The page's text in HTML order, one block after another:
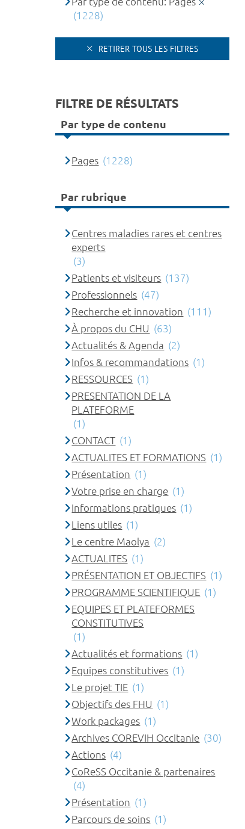
(1228)
RETIRER TOUS LES FILTRES
FILTRE DE RÉSULTATS
Par type de contenu
Pages (1228)
Par rubrique
Centres maladies rares et centres
experts
(3)
Patients et visiteurs (137)
Professionnels (47)
Recherche et innovation (111)
À propos du CHU (63)
Actualités & Agenda (2)
Infos & recommandations (1)
RESSOURCES (1)
PRESENTATION DE LA
PLATEFORME
(1)
CONTACT (1)
ACTUALITES ET FORMATIONS (1)
Présentation (1)
Votre prise en charge (1)
Informations pratiques (1)
Liens utiles (1)
Le centre Maolya (2)
ACTUALITES (1)
PRÉSENTATION ET OBJECTIFS (1)
PROGRAMME SCIENTIFIQUE (1)
EQUIPES ET PLATEFORMES
CONSTITUTIVES
(1)
Actualités et formations (1)
Equipes constitutives (1)
Le projet TIE (1)
Objectifs des FHU (1)
Work packages (1)
Archives COREVIH Occitanie (30)
Actions (4)
CoReSS Occitanie & partenaires
(4)
Présentation (1)
Parcours de soins (1)